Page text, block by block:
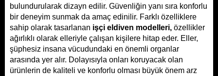
bulundurularak dizayn edilir. Güvenliğin yanı sıra konforlu
bir deneyim sunmak da amaç edinilir. Farklı özelliklere
sahip olarak tasarlanan işçi eldiven modelleri, özellikler
ağırlıklı olarak elleriyle çalışan kişilere hitap eder. Eller,
şüphesiz insana vücudundaki en önemli organlar
arasında yer alır. Dolayısıyla onları koruyacak olan
ürünlerin de kaliteli ve konforlu olması büyük önem arz